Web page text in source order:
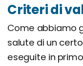
Criteri di
Come abbiamo
salute di un
eseguite in